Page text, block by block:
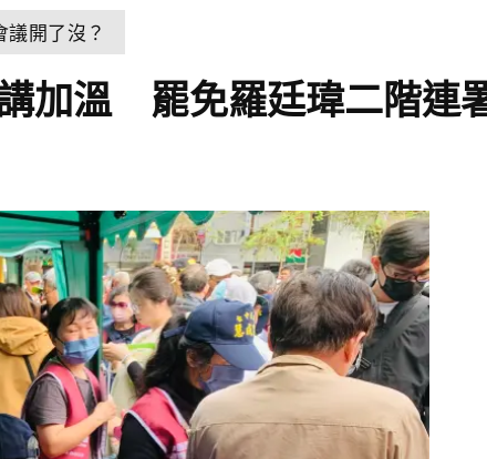
開了沒？
加溫 罷免羅廷瑋二階連